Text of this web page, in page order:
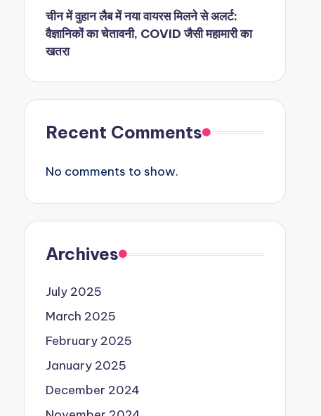
चीन में वुहान लैब में नया वायरस मिलने से अलर्ट:
वैज्ञानिकों का चेतावनी, COVID जैसी महामारी का
खतरा
Recent Comments
No comments to show.
Archives
July 2025
March 2025
February 2025
January 2025
December 2024